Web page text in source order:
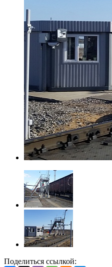
Поделиться ссылкой: